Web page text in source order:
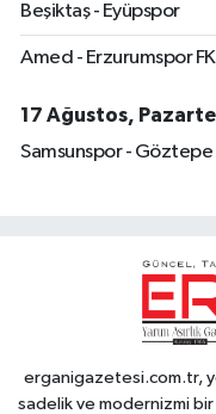
Beşiktaş - Eyüpspor
Amed - Erzurumspor FK
17 Ağustos,
Samsunspor - Göztepe
erganigazetesi.com.tr,
sadelik ve modernizmi